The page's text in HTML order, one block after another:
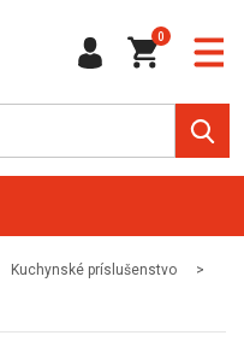
0
Kuchynské príslušenstvo